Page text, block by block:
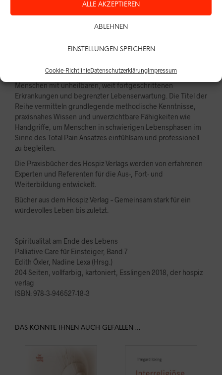
ALLE AKZEPTIEREN
ABLEHNEN
EINSTELLUNGEN SPEICHERN
Cookie-RichtlinieDatenschutzerklärungImpressum
Die Buchreihe *Palliative Care für Einsteiger* ist die ideale
Praxisbuchreihe für alle, die haupt- oder ehrenamtlich in
oder in einem SAPV-Team tätig sind – oder es werden
Palliative Care ist ein ganzheitlicher Betreuungsansatz für
Menschen mit unheilbaren, weit fortgeschrittenen
Erkrankungen und begrenzter Lebenserwartung. Die Titel der
Reihe vermitteln grundlegende methodische Kenntnisse,
praxisnahes Wissen und unverzichtbare Fähigkeiten wie
Handgriffe, um Menschen in schwierigen Lebensphasen im
Sinne des Total Pain Ansatzes einfühlsam und professionell
zu begleiten.
Die Praxisbücher des Hospiz Verlags werden von erfahrenen
Experten und Referenten für die Aus-, Fort- und
Weiterbildung entwickelt.
Bücher aus dem Hospiz Verlag – Gemeinsam stark für ein
würdevolles Leben bis zuletzt.
Spiritualität am Ende des Lebens
Palliative Care für Einsteiger, Band 7
Edith Öxler, Nadine Lexa (Hrsg.)
204 Seiten, vollfarbig, kartoniert, Esslingen 2018, der hospiz
verlag
ISBN: 978-3-946527-18-3
DAS KÖNNTE IHNEN AUCH GEFALLEN …